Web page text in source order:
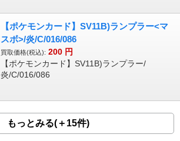
【ポケモンカード】SV11B)ランプラー<マ
スボ>/炎/C/016/086
買取価格(税込): 200 円
【ポケモンカード】SV11B)ランプラー/
炎/C/016/086
もっとみる(＋15件)